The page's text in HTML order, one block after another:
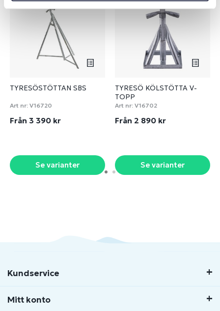
TYRESÖSTÖTTAN SBS
Art nr: V16720
Från 3 390 kr
Se varianter
TYRESÖ KÖLSTÖTTA V-
TOPP
Art nr: V16702
Från 2 890 kr
Se varianter
Kundservice
Mitt konto